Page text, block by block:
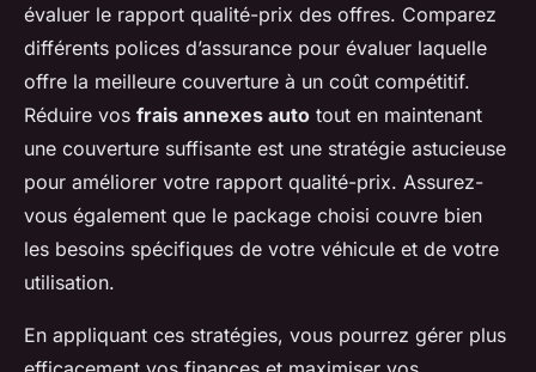
évaluer le rapport qualité-prix des offres. Comparez
différents polices d’assurance pour évaluer laquelle
offre la meilleure couverture à un coût compétitif.
Réduire vos frais annexes auto tout en maintenant
une couverture suffisante est une stratégie astucieuse
pour améliorer votre rapport qualité-prix. Assurez-
vous également que le package choisi couvre bien
les besoins spécifiques de votre véhicule et de votre
utilisation.
En appliquant ces stratégies, vous pourrez gérer plus